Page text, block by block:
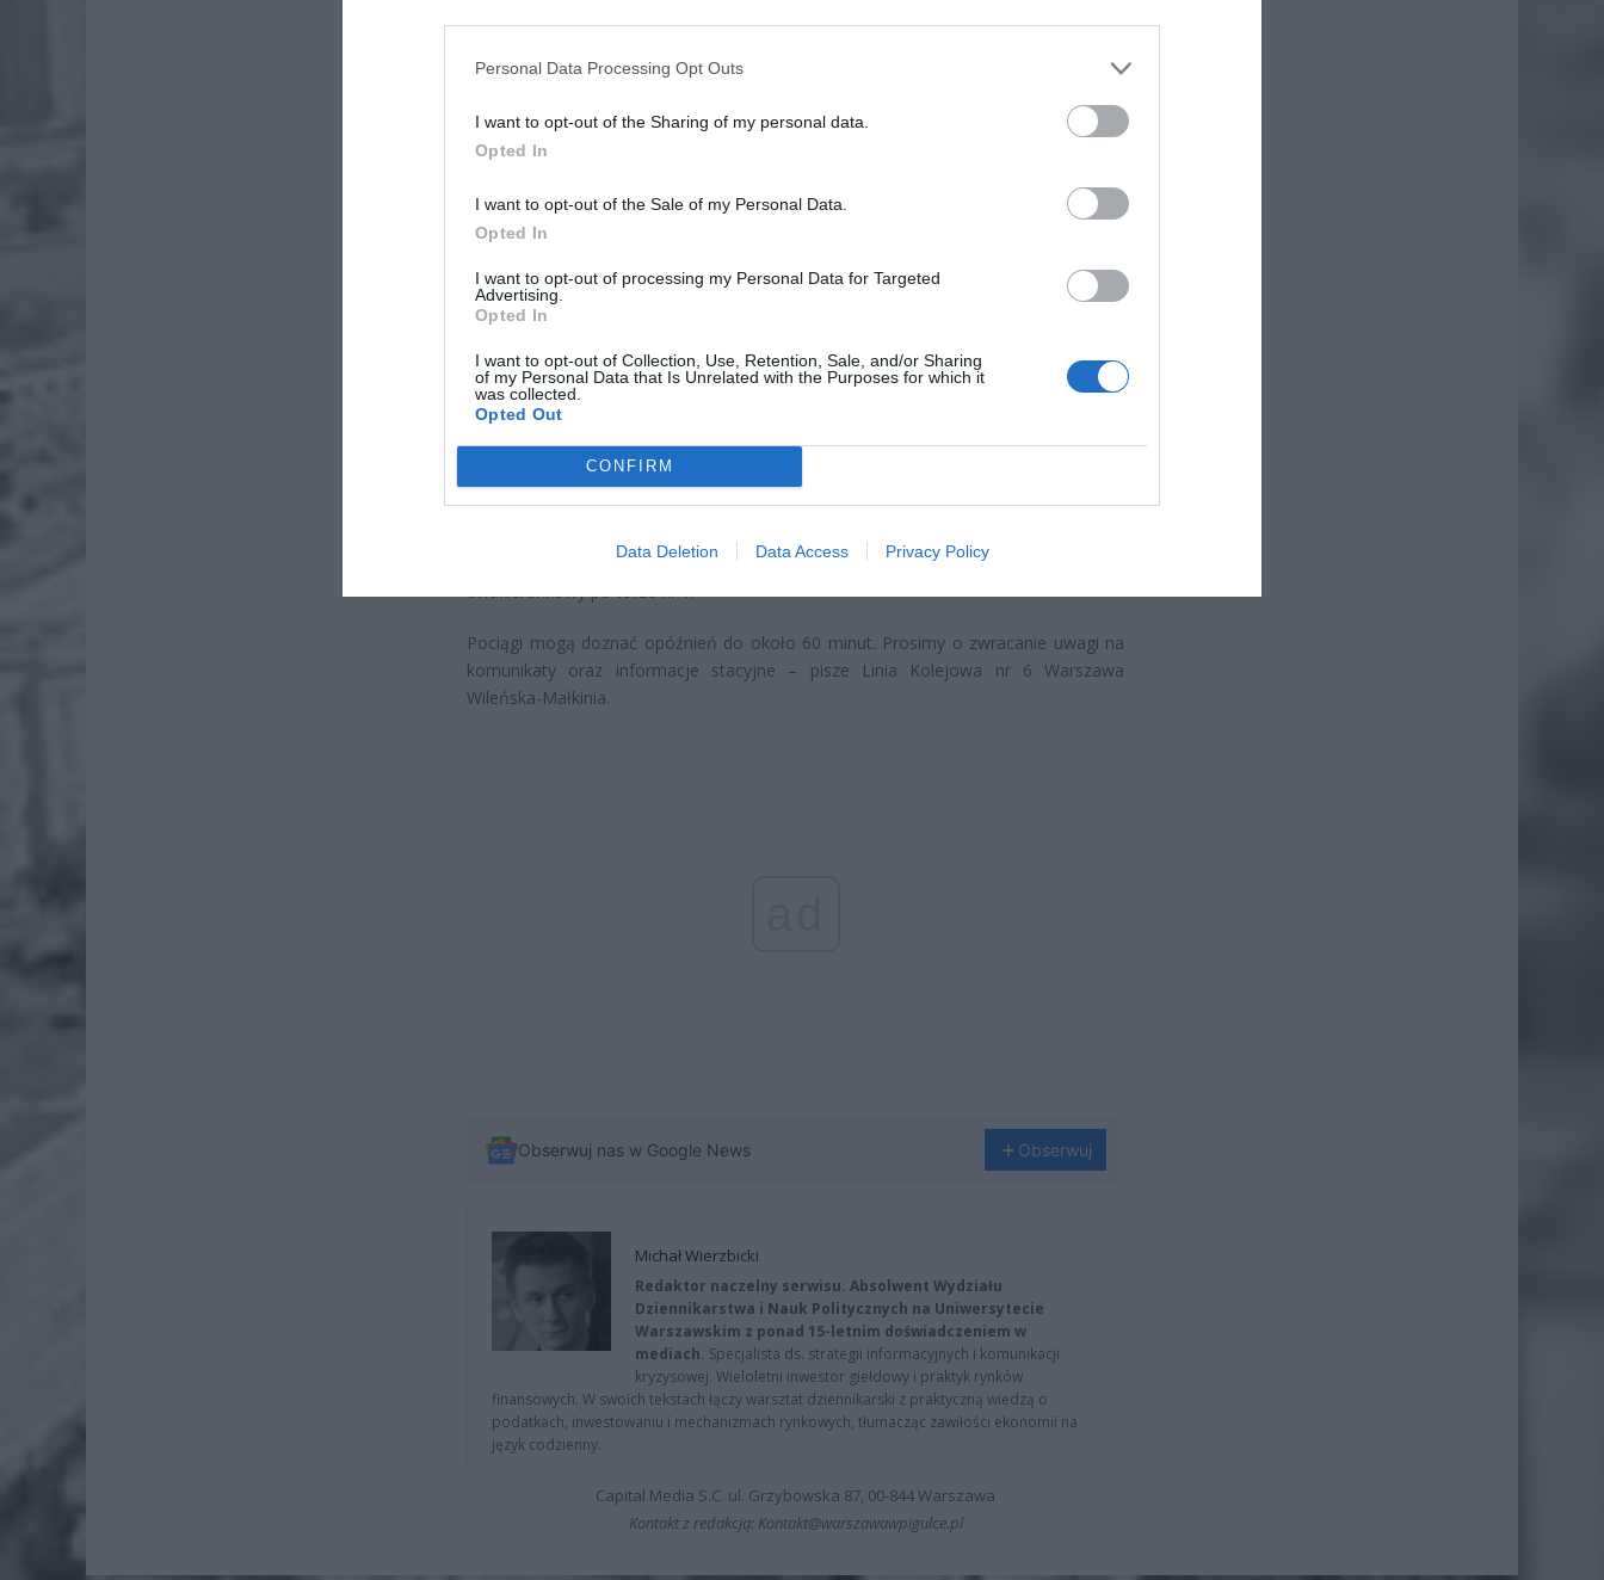
Personal Data Processing Opt Outs
I want to opt-out of the Sharing of my personal data.
Opted In
I want to opt-out of the Sale of my Personal Data.
Opted In
I want to opt-out of processing my Personal Data for Targeted
Advertising.
Opted In
I want to opt-out of Collection, Use, Retention, Sale, and/or Sharing
of my Personal Data that Is Unrelated with the Purposes for which it
was collected.
Opted Out
CONFIRM
Data Deletion Data Access Privacy Policy
Dodaj nas do preferowanych źródeł w Google
ZOBACZ RÓWNIEŻ:
początek
4 sierpnia 2026 16:06
Pieniądze dla milionów polskich rodzin. ZUS wypłacił już 173 mln zł.
Wnioski wciąż można składać
4 sierpnia 2026 12:56
Z powodu kradzieży sieci trakcyjnej w torze nr 2, wprowadzono ruch jednotorowy
dwukierunkowy po torze nr 1.
Pociągi mogą doznać opóźnień do około 60 minut. Prosimy o zwracanie uwagi na
komunikaty oraz informacje stacyjne – pisze Linia Kolejowa nr 6 Warszawa
Wileńska-Małkinia.
Obserwuj nas w Google News Obserwuj
Michał Wierzbicki
Redaktor naczelny serwisu. Absolwent Wydziału
Dziennikarstwa i Nauk Politycznych na Uniwersytecie
Warszawskim z ponad 15-letnim doświadczeniem w
mediach. Specjalista ds. strategii informacyjnych i komunikacji
kryzysowej. Wieloletni inwestor giełdowy i praktyk rynków
finansowych. W swoich tekstach łączy warsztat dziennikarski z praktyczną wiedzą o
podatkach, inwestowaniu i mechanizmach rynkowych, tłumacząc zawiłości ekonomii na
język codzienny.
Capital Media S.C. ul. Grzybowska 87, 00-844 Warszawa
Kontakt z redakcją: Kontakt@warszawawpigulce.pl